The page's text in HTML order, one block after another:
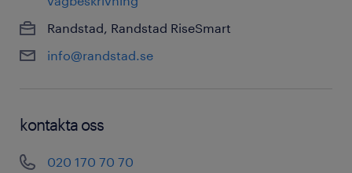
Randstad, Randstad RiseSmart
info@randstad.se
kontakta oss
020 170 70 70